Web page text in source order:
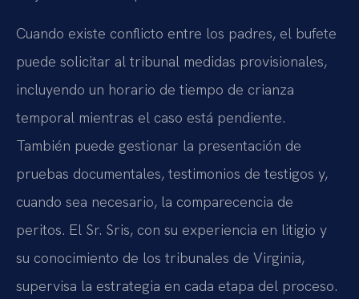
Cuando existe conflicto entre los padres, el bufete
puede solicitar al tribunal medidas provisionales,
incluyendo un horario de tiempo de crianza
temporal mientras el caso está pendiente.
También puede gestionar la presentación de
pruebas documentales, testimonios de testigos y,
cuando sea necesario, la comparecencia de
peritos. El Sr. Sris, con su experiencia en litigio y
su conocimiento de los tribunales de Virginia,
supervisa la estrategia en cada etapa del proceso.